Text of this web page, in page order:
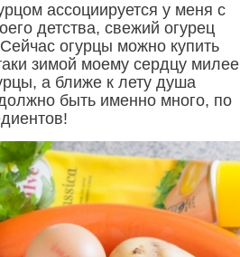
ассоциируется у меня с
детства, свежий огурец
огурцы можно купить
зимой моему сердцу милее
а ближе к лету душа
быть именно много, по